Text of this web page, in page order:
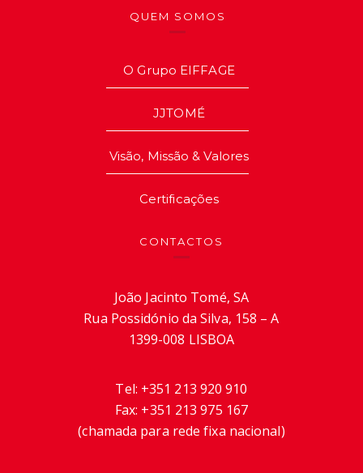
QUEM SOMOS
O Grupo EIFFAGE
JJTOMÉ
Visão, Missão & Valores
Certificações
CONTACTOS
João Jacinto Tomé, SA
Rua Possidónio da Silva, 158 – A
1399-008 LISBOA
Tel: +351 213 920 910
Fax: +351 213 975 167
(chamada para rede fixa nacional)